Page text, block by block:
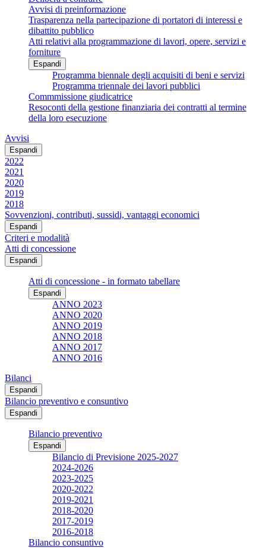
Avvisi di preinformazione
Trasparenza nella partecipazione di portatori di interessi e
dibattito pubblico
Atti relativi alla programmazione di lavori, opere, servizi e
forniture
Espandi
Programma biennale degli acquisiti di beni e servizi
Programma triennale dei lavori pubblici
Commmissione giudicatrice
Resoconti della gestione finanziaria dei contratti al termine
della loro esecuzione
Avvisi
Espandi
2022
2021
2020
2019
2018
Sovvenzioni, contributi, sussidi, vantaggi economici
Espandi
Criteri e modalità
Atti di concessione
Espandi
Atti di concessione - in formato tabellare
Espandi
ANNO 2023
ANNO 2020
ANNO 2019
ANNO 2018
ANNO 2017
ANNO 2016
Bilanci
Espandi
Bilancio preventivo e consuntivo
Espandi
Bilancio preventivo
Espandi
Bilancio di Previsione 2025-2027
2024-2026
2023-2025
2020-2022
2019-2021
2018-2020
2017-2019
2016-2018
Bilancio consuntivo